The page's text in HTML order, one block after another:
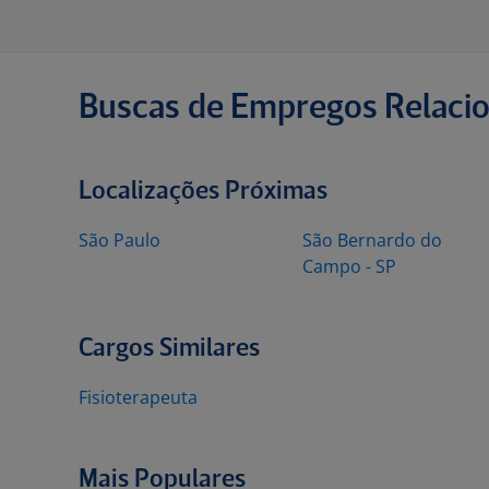
Buscas de Empregos
Localizações Próximas
São Paulo
São Bernardo do
Campo - SP
Cargos Similares
Fisioterapeuta
Mais Populares